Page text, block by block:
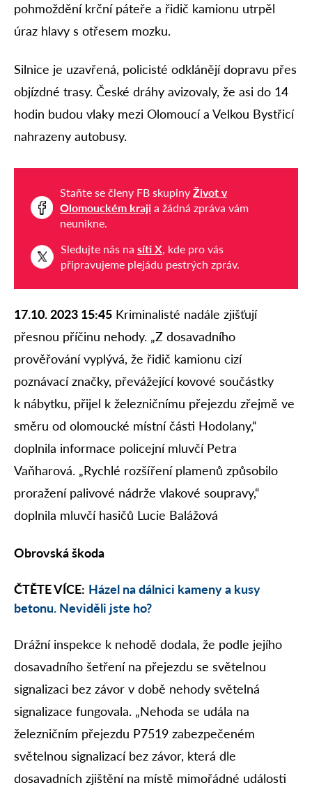
pohmoždění krční páteře a řidič kamionu utrpěl
úraz hlavy s otřesem mozku.
Silnice je uzavřená, policisté odklánějí dopravu přes
objízdné trasy. České dráhy avizovaly, že asi do 14
hodin budou vlaky mezi Olomoucí a Velkou Bystřicí
nahrazeny autobusy.
Staňte se členy FB skupiny Život v
Olomouckém kraji a žádná zpráva vám
neunikne.
Sledujte nás na síti X, kde pro vás
připravujeme plejádu pestrých zpráv.
17.10. 2023 15:45 Kriminalisté nadále zjišťují
přesnou příčinu nehody. „Z dosavadního
prověřování vyplývá, že řidič kamionu cizí
poznávací značky, převážející kovové součástky
k nábytku, přijel k železničnímu přejezdu zřejmě ve
směru od olomoucké místní části Hodolany,“
doplnila informace policejní mluvčí Petra
Vaňharová. „Rychlé rozšíření plamenů způsobilo
proražení palivové nádrže vlakové soupravy,“
doplnila mluvčí hasičů Lucie Balážová
Obrovská škoda
ČTĚTE VÍCE: Házel na dálnici kameny a kusy
betonu. Neviděli jste ho?
Drážní inspekce k nehodě dodala, že podle jejího
dosavadního šetření na přejezdu se světelnou
signalizaci bez závor v době nehody světelná
signalizace fungovala. „Nehoda se udála na
železničním přejezdu P7519 zabezpečeném
světelnou signalizací bez závor, která dle
dosavadních zjištění na místě mimořádné události